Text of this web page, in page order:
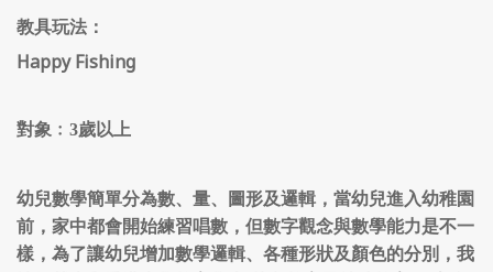
教具玩法：
Happy Fishing
對象﹕ 3歲以上
幼兒數學簡單分為數、量、圖形及邏輯，當幼兒進入幼稚園
前，家中都會開始練習唱數，但數字觀念與數學能力是不一
樣，為了讓幼兒增加數學邏輯、各種形狀及顏色的分別，我